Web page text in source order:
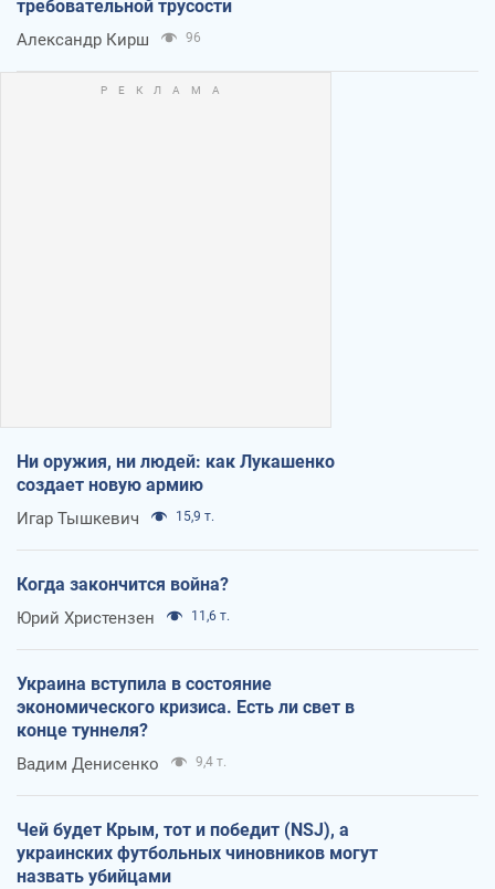
требовательной трусости
Александр Кирш 96
Ни оружия, ни людей: как Лукашенко
создает новую армию
Игар Тышкевич 15,9 т.
Когда закончится война?
Юрий Христензен 11,6 т.
Украина вступила в состояние
экономического кризиса. Есть ли свет в
конце туннеля?
Вадим Денисенко 9,4 т.
Чей будет Крым, тот и победит (NSJ), а
украинских футбольных чиновников могут
назвать убийцами